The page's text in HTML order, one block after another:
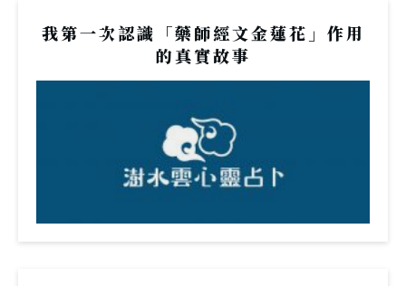
我第一次認識「藥師經文金蓮花」作用
的真實故事